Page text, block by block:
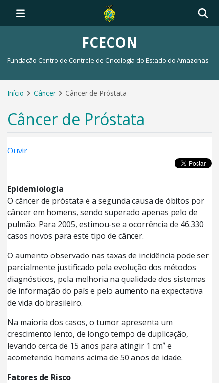
FCECON
Fundação Centro de Controle de Oncologia do Estado do Amazonas
Início Câncer Câncer de Próstata
Câncer de Próstata
Ouvir
Epidemiologia
O câncer de próstata é a segunda causa de óbitos por
câncer em homens, sendo superado apenas pelo de
pulmão. Para 2005, estimou-se a ocorrência de 46.330
casos novos para este tipo de câncer.
O aumento observado nas taxas de incidência pode ser
parcialmente justificado pela evolução dos métodos
diagnósticos, pela melhoria na qualidade dos sistemas
de informação do país e pelo aumento na expectativa
de vida do brasileiro.
Na maioria dos casos, o tumor apresenta um
crescimento lento, de longo tempo de duplicação,
levando cerca de 15 anos para atingir 1 cm³ e
acometendo homens acima de 50 anos de idade.
Fatores de Risco